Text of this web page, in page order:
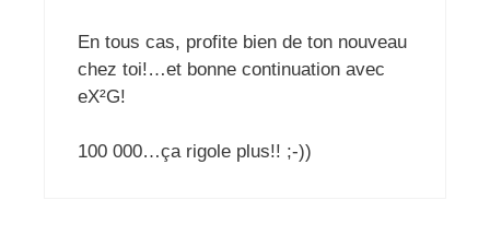
En tous cas, profite bien de ton nouveau
chez toi!…et bonne continuation avec
eX²G!
100 000…ça rigole plus!! ;-))